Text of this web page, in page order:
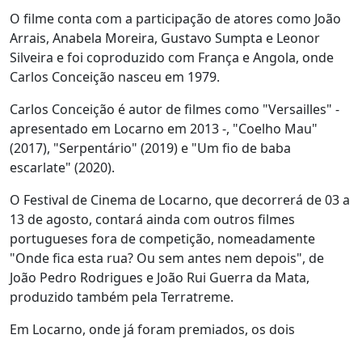
O filme conta com a participação de atores como João
Arrais, Anabela Moreira, Gustavo Sumpta e Leonor
Silveira e foi coproduzido com França e Angola, onde
Carlos Conceição nasceu em 1979.
Carlos Conceição é autor de filmes como "Versailles" -
apresentado em Locarno em 2013 -, "Coelho Mau"
(2017), "Serpentário" (2019) e "Um fio de baba
escarlate" (2020).
O Festival de Cinema de Locarno, que decorrerá de 03 a
13 de agosto, contará ainda com outros filmes
portugueses fora de competição, nomeadamente
"Onde fica esta rua? Ou sem antes nem depois", de
João Pedro Rodrigues e João Rui Guerra da Mata,
produzido também pela Terratreme.
Em Locarno, onde já foram premiados, os dois